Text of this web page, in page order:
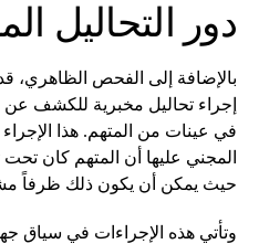
دور التحاليل
بالإضافة إلى الفحص الظاهري،
إجراء تحاليل مخبرية للكشف
في عينات من المتهم. هذا
المجني عليها أن المتهم كان تحت
حيث يمكن أن يكون ذلك ظرفاً
وتأتي هذه الإجراءات في سياق